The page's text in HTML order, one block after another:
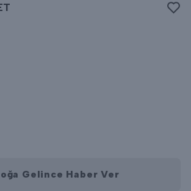
Gelince Haber Ver